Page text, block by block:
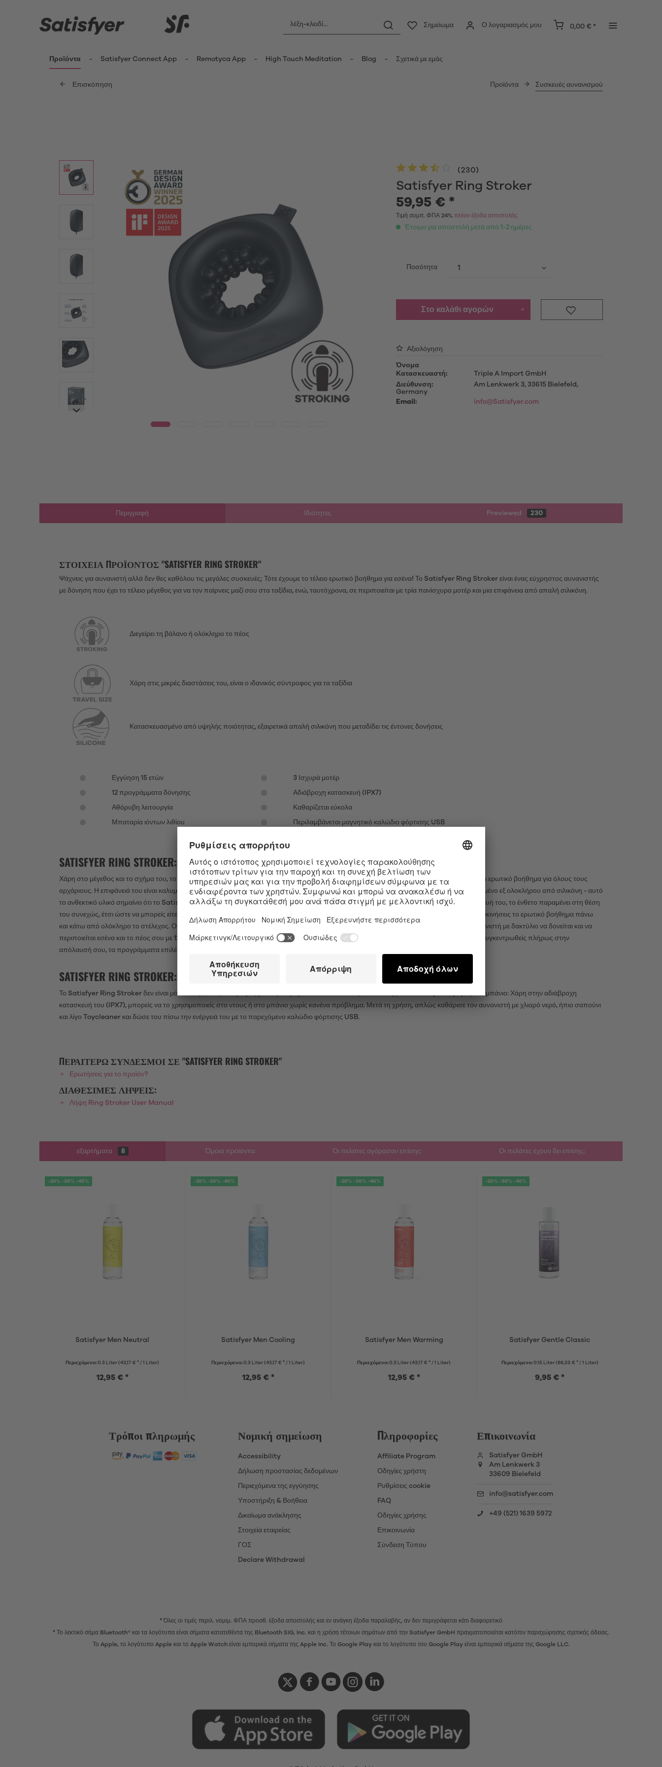
Σημείωμα Ο λογαριασμός μου 0,00 € *
Προϊόντα Satisfyer Connect App Remotyca App High Touch Meditation Blog Σχετικά με εμάς
Satisfyer Sets
App Toys
Τεχνολογία Air Pulse
Κλειτοριδικά ερωτικά βοηθήματα
Wearable Vibrators
Δονητές πολυτελείας
Vulva Toys
Συσκευές αυνανισμού
Κυπελλάκια περιόδου
Προϊόντα περιποίησης
Sex Toy Storage
Προφυλακτικά
ενημερωθείτε περισσότερο
Επισκόπηση Προϊόντα Συσκευές αυνανισμού
Satisfyer Ring Stroker
(230)
59,95 € *
Τιμή συμπ. ΦΠΑ 24%πλέον έξοδα αποστολής
Έτοιμο για αποστολή μετά από 1-2 ημέρες
Ποσότητα
Στο καλάθι αγορών
Αξιολόγηση
Όνομα
Κατασκευαστή:
Triple A Import GmbH
Διεύθυνση:
Am Lenkwerk 3, 33615 Bielefeld,
Germany
Email:
info@Satisfyer.com
Περιγραφή Ιδιότητες Previewed 230
ΣΤΟΙΧΕΊΑ ΠΡΟΪΌΝΤΟΣ "SATISFYER RING STROKER"
Ψάχνεις για αυνανιστή αλλά δεν θες καθόλου τις μεγάλες συσκευές; Τότε έχουμε το τέλειο ερωτικό βοήθημα για εσένα! Το Satisfyer Ring Stroker είναι ένας εύχρηστος αυνανιστής
με δόνηση που έχει το τέλειο μέγεθος για να τον παίρνεις μαζί σου στα ταξίδια, ενώ, ταυτόχρονα, σε περιποιείται με τρία πανίσχυρα μοτέρ και μια επιφάνεια από απαλή σιλικόνη.
Διεγείρει τη βάλανο ή ολόκληρο το πέος
Χάρη στις μικρές διαστάσεις του, είναι ο ιδανικός σύντροφος για τα ταξίδια
Κατασκευασμένο από υψηλής ποιότητας, εξαιρετικά απαλή σιλικόνη που μεταδίδει τις έντονες δονήσεις
Εγγύηση 15 ετών 3 Ισχυρά μοτέρ
12 προγράμματα δόνησης Αδιάβροχη κατασκευή (IPX7)
Αθόρυβη λειτουργία Καθαρίζεται εύκολα
Μπαταρία ιόντων λιθίου Περιλαμβάνεται μαγνητικό καλώδιο φόρτισης USB
SATISFYER RING STROKER: ΑΥΝΑΝΙΣΤΉΣ ΜΕ ΔΌΝΗΣΗ
Χάρη στο μέγεθος και το σχήμα του, το Satisfyer Ring Stroker είναι ο τέλειος αυνανιστής με δόνηση για την βαλίτσα σου και επίσης το τέλειο ερωτικό βοήθημα για όλους τους
αρχάριους. Η επιφάνειά του είναι καλυμμένη με μαλακή, φιλική προς το δέρμα σιλικόνη και το ένθετο με το εξόγκωμα είναι επίσης κατασκευασμένο εξ ολοκλήρου από σιλικόνη - αυτό
το ανθεκτικό υλικό σημαίνει ότι το Satisfyer Ring Stroker θα σου προσφέρει ατελείωτη ευχαρίστηση. Χάρη στην υψηλής ποιότητας κατασκευή του, το ένθετο παραμένει στη θέση
του συνεχώς, έτσι ώστε να μπορείς είτε να χρησιμοποιήσεις τον αυνανιστή για να περιποιηθείς μόνο ένα σημείο, όπως η βάλανος, είτε να μετακινήσεις το ερωτικό βοήθημα πάνω
και κάτω από ολόκληρο το στέλεχος. Οι εσωτερικές του λειτουργίες είναι εξίσου εντυπωσιακές: Τρία πανίσχυρα μοτέρ κάνουν αυτόν τον αυνανιστή με δακτύλιο να δονείται και να
περιποιείται εσένα και το πέος σου με 12 διαφορετικά προγράμματα που κυμαίνονται από ήπιας έως υψηλής έντασης. Και για να μπορείς να συγκεντρωθείς πλήρως στην
απόλαυσή σου, τα προγράμματα επιλέγονται εύκολα και έξυπνα μέσω του εξωτερικού κουμπιού ελέγχου.
SATISFYER RING STROKER: ΑΔΙΆΒΡΟΧΟΣ (IPX7) ΑΥΝΑΝΙΣΤΉΣ
Το Satisfyer Ring Stroker δεν είναι μόνο ένας καλός σύντροφος για ταξίδια μεγάλων αποστάσεων, είναι επίσης ιδανικό και για εκδρομές στο μπάνιο: Χάρη στην αδιάβροχη
κατασκευή του (IPX7), μπορείς να το χρησιμοποιείς στο ντους ή στο μπάνιο χωρίς κανένα πρόβλημα. Μετά τη χρήση, απλώς καθάρισε τον αυνανιστή με χλιαρό νερό, ήπιο σαπούνι
και λίγο Toycleaner και δώσε του πίσω την ενέργειά του με το παρεχόμενο καλώδιο φόρτισης USB.
ΠΕΡΑΙΤΈΡΩ ΣΎΝΔΕΣΜΟΙ ΣΕ "SATISFYER RING STROKER"
Ερωτήσεις για το προϊόν?
ΔΙΑΘΈΣΙΜΕΣ ΛΉΨΕΙΣ:
Λήψη Ring Stroker User Manual
εξαρτήματα 8 Όμοια προϊόντα: Οι πελάτες αγόρασαν επίσης: Οι πελάτες έχουν δει επίσης:
-20% -30% -40%
Satisfyer Men Neutral
Περιεχόμενο: 0.3 Liter (43,17 € * / 1 Liter)
12,95 € *
-20% -30% -40%
Satisfyer Men Cooling
Περιεχόμενο: 0.3 Liter (43,17 € * / 1 Liter)
12,95 € *
-20% -30% -40%
Satisfyer Men Warming
Περιεχόμενο: 0.3 Liter (43,17 € * / 1 Liter)
12,95 € *
-20% -30% -40%
Satisfyer Gentle Classic
Περιεχόμενο: 0.15 Liter (66,33 € * / 1 Liter)
9,95 € *
Τρόποι πληρωμής Νομική σημείωση
Accessibility
Δήλωση προστασίας δεδομένων
Περιεχόμενα της εγγύησης
Υποστήριξη & Βοήθεια
Δικαίωμα ανάκλησης
Στοιχεία εταιρείας
ΓΟΣ
Declare Withdrawal
Πληροφορίες
Affiliate Program
Οδηγίες χρήστη
Ρυθμίσεις cookie
FAQ
Οδηγίες χρήσης
Επικοινωνία
Σύνδεση Τύπου
Επικοινωνία
Satisfyer GmbH
Am Lenkwerk 3
33609 Bielefeld
info@satisfyer.com
+49 (521) 1639 5972
* Όλες οι τιμές περιλ. νομιμ. ΦΠΑ προσθ. έξοδα αποστολής και εν ανάγκη έξοδα παραλαβής, αν δεν περιγράφεται κάτι διαφορετικό
* Το λεκτικό σήμα Bluetooth® και τα λογότυπα είναι σήματα κατατεθέντα της Bluetooth SIG, Inc. και η χρήση τέτοιων σημάτων από την Satisfyer GmbH πραγματοποιείται κατόπιν παραχώρησης σχετικής άδειας.
Το Apple, το λογότυπο Apple και το Apple Watch είναι εμπορικά σήματα της Apple Inc. Το Google Play και το λογότυπο του Google Play είναι εμπορικά σήματα της Google LLC.